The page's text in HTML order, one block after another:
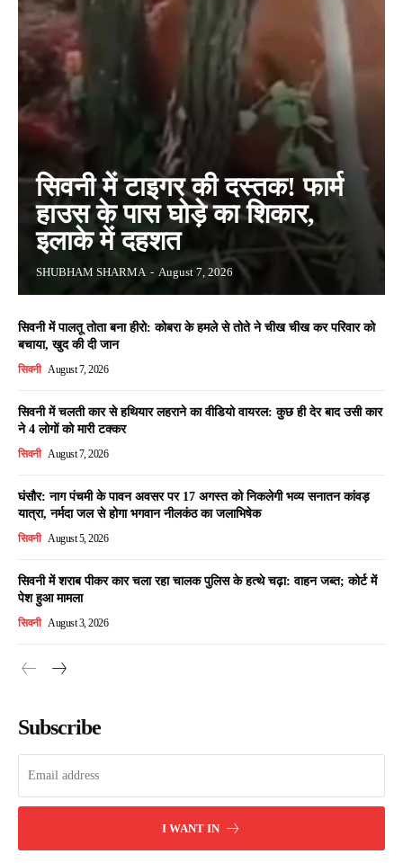
सिवनी में टाइगर की दस्तक! फार्म
हाउस के पास घोड़े का शिकार,
इलाके में दहशत
SHUBHAM SHARMA - August 7, 2026
सिवनी में पालतू तोता बना हीरो: कोबरा के हमले से तोते ने चीख चीख कर परिवार को
बचाया, खुद की दी जान
सिवनी August 7, 2026
सिवनी में चलती कार से हथियार लहराने का वीडियो वायरल: कुछ ही देर बाद उसी कार
ने 4 लोगों को मारी टक्कर
सिवनी August 7, 2026
घंसौर: नाग पंचमी के पावन अवसर पर 17 अगस्त को निकलेगी भव्य सनातन कांवड़
यात्रा, नर्मदा जल से होगा भगवान नीलकंठ का जलाभिषेक
सिवनी August 5, 2026
सिवनी में शराब पीकर कार चला रहा चालक पुलिस के हत्थे चढ़ा: वाहन जब्त; कोर्ट में
पेश हुआ मामला
सिवनी August 3, 2026
Subscribe
I WANT IN